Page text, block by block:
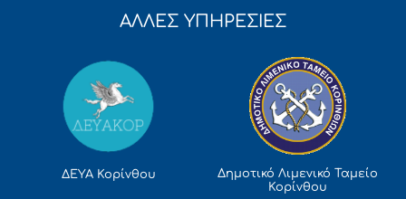
ΑΛΛΕΣ ΥΠΗΡΕΣΙΕΣ
ΔΕΥΑ Κορίνθου
Δημοτικό Λιμενικό Ταμείο
Κορίνθου